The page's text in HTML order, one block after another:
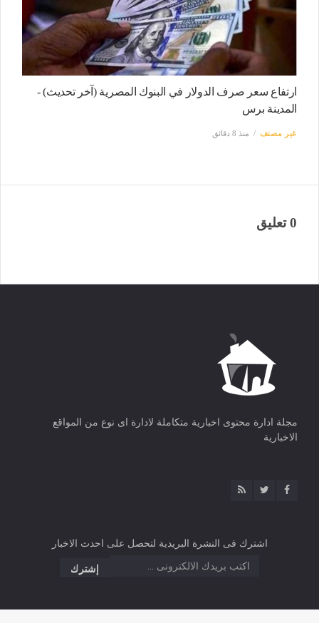
ارتفاع سعر صرف الدولار في البنوك المصرية (آخر تحديث) -
المدينة برس
غير مصنف منذ 8 دقائق
0 تعليق
مجلة ادارة محتوى اخبارية متكاملة لادارة اى نوع من المواقع
الاخبارية
اشترك فى النشرة البريدية لتحصل على احدث الاخبار